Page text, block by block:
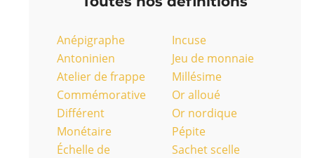
Anépigraphe
Antoninien
Atelier de frappe
Commémorative
Différent
Monétaire
Échelle de
Incuse
Jeu de monnaie
Millésime
Or alloué
Or nordique
Pépite
Sachet scelle